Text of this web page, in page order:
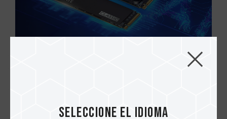
Seleccione el idioma